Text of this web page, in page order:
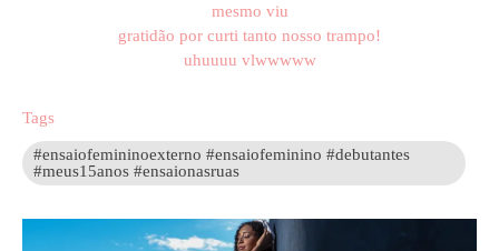
mesmo viu
gratidão por curti tanto nosso trampo!
uhuuuu vlwwwww
Tags
#ensaiofemininoexterno #ensaiofeminino #debutantes
#meus15anos #ensaionasruas